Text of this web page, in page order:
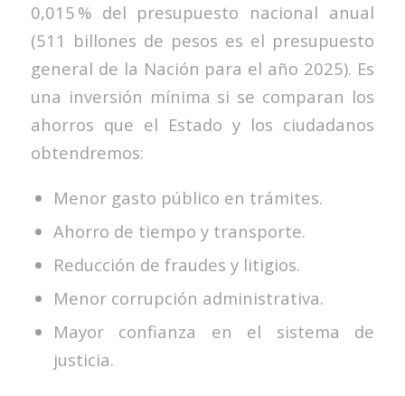
0,015 % del presupuesto nacional anual
(511 billones de pesos es el presupuesto
general de la Nación para el año 2025). Es
una inversión mínima si se comparan los
ahorros que el Estado y los ciudadanos
obtendremos:
Menor gasto público en trámites.
Ahorro de tiempo y transporte.
Reducción de fraudes y litigios.
Menor corrupción administrativa.
Mayor confianza en el sistema de
justicia.